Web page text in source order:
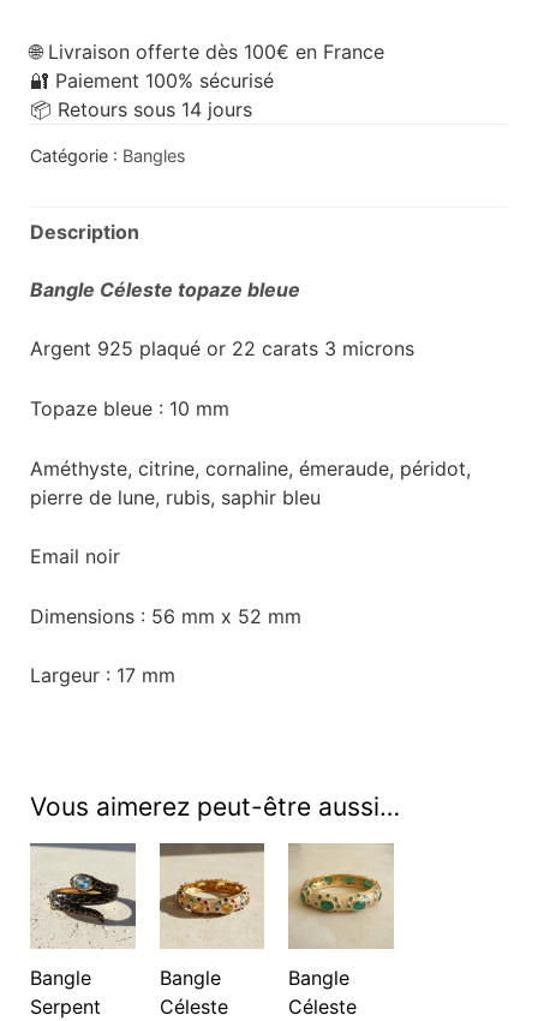
🌐 Livraison offerte dès 100€ en France
🔐 Paiement 100% sécurisé
📦 Retours sous 14 jours
Catégorie : Bangles
Description
Bangle Céleste topaze bleue
Argent 925 plaqué or 22 carats 3 microns
Topaze bleue : 10 mm
Améthyste, citrine, cornaline, émeraude, péridot,
pierre de lune, rubis, saphir bleu
Email noir
Dimensions : 56 mm x 52 mm
Largeur : 17 mm
Vous aimerez peut-être aussi…
Bangle
Serpent
Bangle
Céleste
Bangle
Céleste